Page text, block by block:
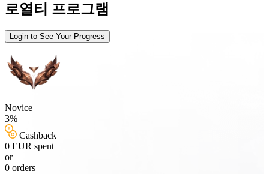
로열티 프로그램
Login to See Your Progress
Novice
3%
Cashback
0 EUR spent
or
0 orders